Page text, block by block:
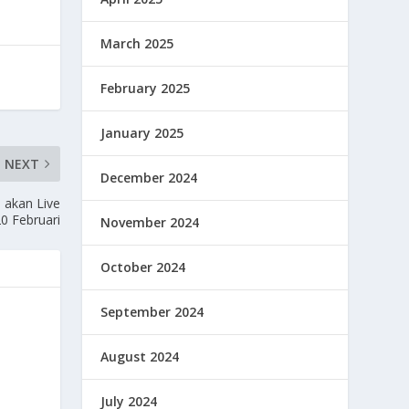
NEXT
Live
Februari
March 2025
February 2025
January 2025
December 2024
November 2024
October 2024
September 2024
August 2024
July 2024